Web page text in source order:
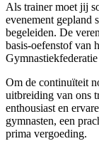
Als trainer moet jij
evenement gepland
begeleiden. De
basis-oefenstof van
Om de continuïteit
uitbreiding van ons
enthousiast en
gymnasten, een
prima vergoeding.